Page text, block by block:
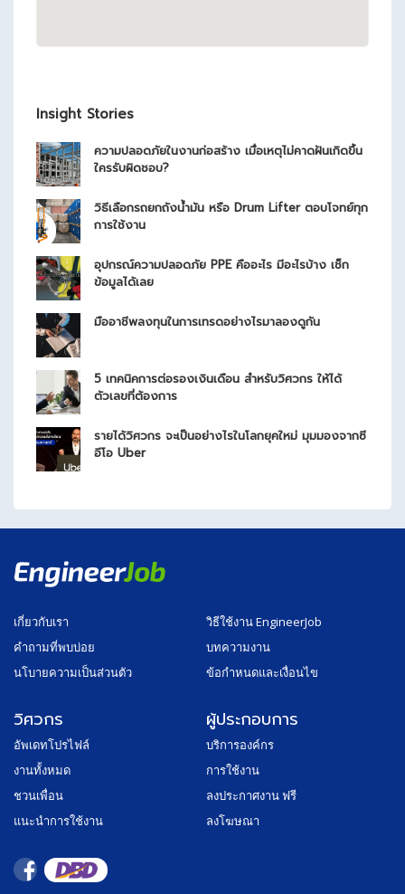
Insight Stories
ความปลอดภัยในงานก่อสร้าง เมื่อเหตุไม่คาดฝันเกิดขึ้น
ใครรับผิดชอบ?
วิธีเลือกรถยกถังน้ำมัน หรือ Drum Lifter ตอบโจทย์ทุก
การใช้งาน
อุปกรณ์ความปลอดภัย PPE คืออะไร มีอะไรบ้าง เช็ก
ข้อมูลได้เลย
มืออาชีพลงทุนในการเทรดอย่างไรมาลองดูกัน
5 เทคนิคการต่อรองเงินเดือน สำหรับวิศวกร ให้ได้
ตัวเลขที่ต้องการ
รายได้วิศวกร จะเป็นอย่างไรในโลกยุคใหม่ มุมมองจากซี
อีโอ Uber
เกี่ยวกับเรา
คำถามที่พบบ่อย
นโบายความเป็นส่วนตัว
วิธีใช้งาน EngineerJob
บทความงาน
ข้อกำหนดและเงื่อนไข
วิศวกร
อัพเดทโปรไฟล์
งานทั้งหมด
ชวนเพื่อน
แนะนำการใช้งาน
ผู้ประกอบการ
บริการองค์กร
การใช้งาน
ลงประกาศงาน ฟรี
ลงโฆษณา